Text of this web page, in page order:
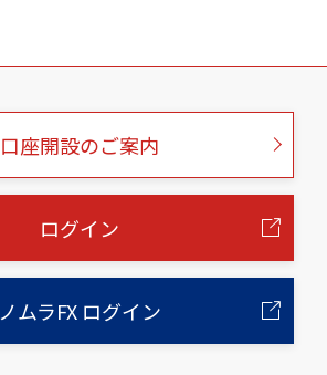
口座開設のご案内
ログイン
ノムラFX ログイン